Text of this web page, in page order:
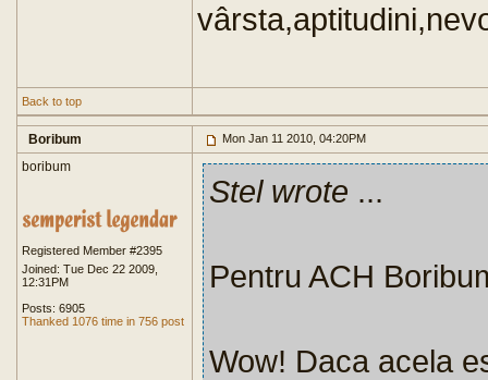
Back to top
Boribum Mon Jan 11 2010, 04:20PM
boribum
Registered Member #2395
Joined: Tue Dec 22 2009,
12:31PM
Posts: 6905
Thanked 1076 time in 756 post
Stel wrote ...
Pentru ACH
Wow! Daca acela